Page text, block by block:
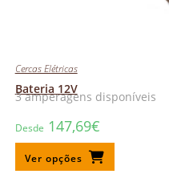
3 amperagens disponíveis
Cercas Elétricas
Bateria 12V
Desde 147,69€
Ver opções